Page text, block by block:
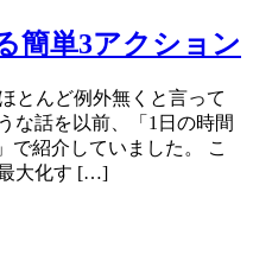
簡単3アクション
とんど例外無くと言って
な話を以前、「1日の時間
で紹介していました。 こ
大化す […]